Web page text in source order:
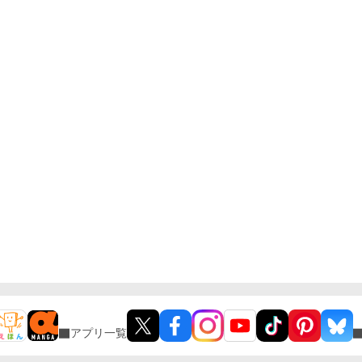
アプリ一覧